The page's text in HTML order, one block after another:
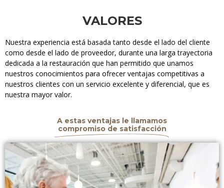
VALORES
Nuestra experiencia está basada ​tanto desde el lado del cliente​
como desde el lado de proveedor​,​ durante una larga trayectoria
dedicada a la restauración que han permitido que unamos
nuestros conocimientos para ofrecer ventajas competitivas a
nuestros clientes​ con un servicio excelente y diferencial, que es
nuestra mayor valor.
A estas ventajas le llamamos
compromiso de satisfacción